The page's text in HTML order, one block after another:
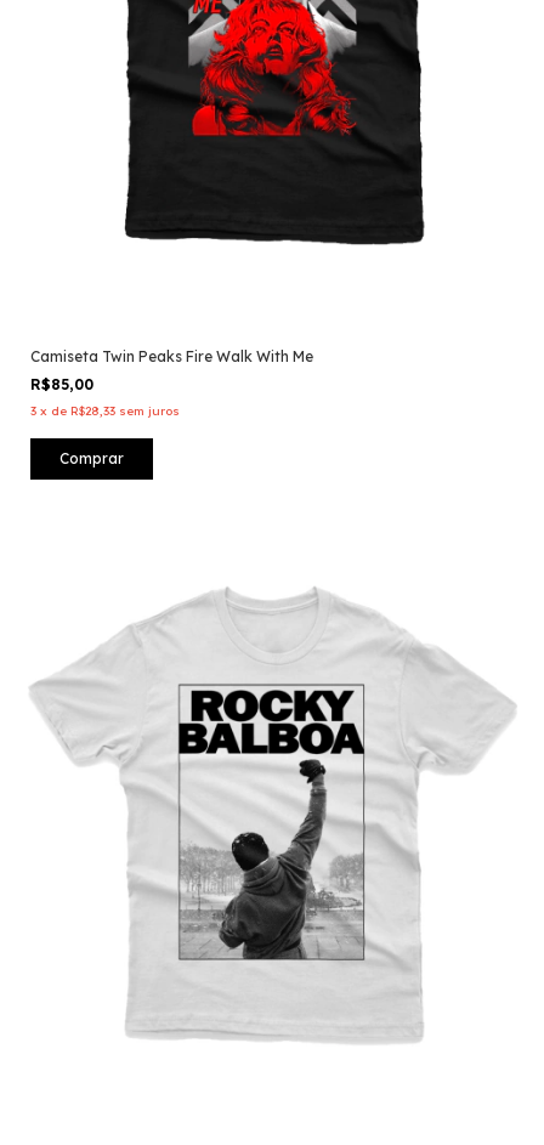
Camiseta Twin Peaks Fire Walk With Me
R$85,00
3 x de R$28,33 sem juros
Comprar